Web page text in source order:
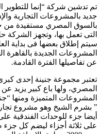
جديد بالمشروعات التجارية
بالسوق المصري مستفيدة من
التى تعمل بها، وتجهز الشركة
سيتم إطلاق بعضها فى بداية
المشروعات الجديدة بالقاهرة
عن تفاصيلها الفترة القادمة.
تعتبر مجموعة جنينة إحدى
المشروعات المتميزة ومنها
” بشرم الشيخ وهو مشروع
على ثلاثة أجزاء ليضم كل